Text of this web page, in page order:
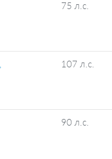
75 л.с.
107 л.с.
90 л.с.